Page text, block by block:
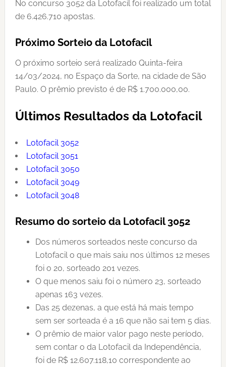
No concurso 3052 da Lotofacil foi realizado um total
de 6.426.710 apostas.
Próximo Sorteio da Lotofacil
O próximo sorteio será realizado Quinta-feira
14/03/2024, no Espaço da Sorte, na cidade de São
Paulo. O prêmio previsto é de R$ 1.700.000,00.
Últimos Resultados da Lotofacil
Lotofacil 3052
Lotofacil 3051
Lotofacil 3050
Lotofacil 3049
Lotofacil 3048
Resumo do sorteio da Lotofacil 3052
Dos números sorteados neste concurso da
Lotofacil o que mais saiu nos últimos 12 meses
foi o 20, sorteado 201 vezes.
O que menos saiu foi o número 23, sorteado
apenas 163 vezes.
Das 25 dezenas, a que está há mais tempo
sem ser sorteada é a 16 que não sai tem 5 dias.
O prêmio de maior valor pago neste período,
sem contar o da Lotofacil da Independência,
foi de R$ 12.607.118,10 correspondente ao